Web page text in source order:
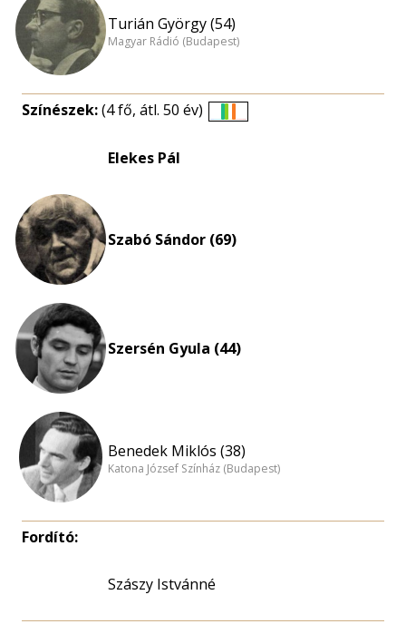
Turián György (54)
Magyar Rádió (Budapest)
Színészek:(4 fő, átl. 50 év)
Elekes Pál
Szabó Sándor (69)
Szersén Gyula (44)
Benedek Miklós (38)
Katona József Színház (Budapest)
Fordító:
Szászy Istvánné